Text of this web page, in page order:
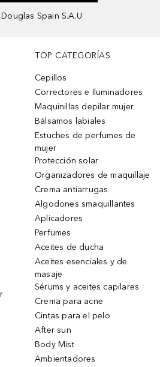
Douglas Spain S.A.U
TOP CATEGORÍAS
Cepillos
Correctores e Iluminadores
Maquinillas depilar mujer
Bálsamos labiales
Estuches de perfumes de
mujer
Protección solar
Organizadores de maquillaje
Crema antiarrugas
Algodones smaquillantes
Aplicadores
Perfumes
Aceites de ducha
Aceites esenciales y de
masaje
Sérums y aceites capilares
Crema para acne
Cintas para el pelo
After sun
Body Mist
Ambientadores